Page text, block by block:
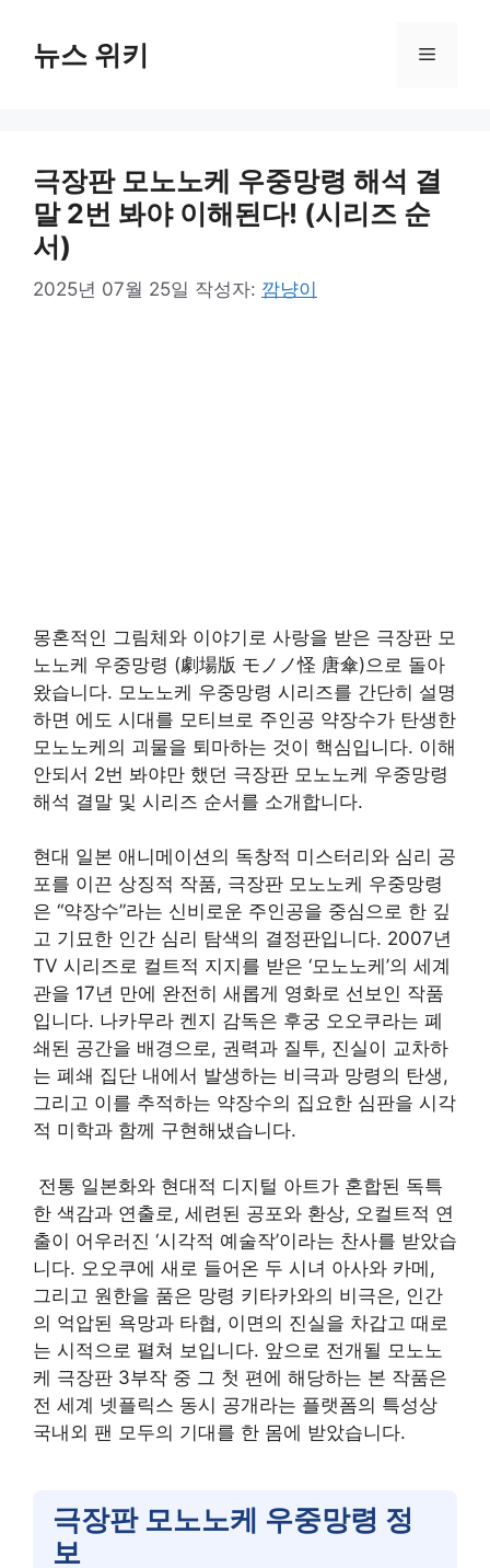
뉴스 위키 메
극장판 모노노케 우중망령 해석 결
말 2번 봐야 이해된다! (시리즈 순
서)
2025년 07월 25일 작성자: 깜냥이
몽혼적인 그림체와 이야기로 사랑을 받은 극장판 모
노노케 우중망령 (劇場版 モノノ怪 唐傘)으로 돌아
왔습니다. 모노노케 우중망령 시리즈를 간단히 설명
하면 에도 시대를 모티브로 주인공 약장수가 탄생한
모노노케의 괴물을 퇴마하는 것이 핵심입니다. 이해
안되서 2번 봐야만 했던 극장판 모노노케 우중망령
해석 결말 및 시리즈 순서를 소개합니다.
현대 일본 애니메이션의 독창적 미스터리와 심리 공
포를 이끈 상징적 작품, 극장판 모노노케 우중망령
은 “약장수”라는 신비로운 주인공을 중심으로 한 깊
고 기묘한 인간 심리 탐색의 결정판입니다. 2007년
TV 시리즈로 컬트적 지지를 받은 ‘모노노케’의 세계
관을 17년 만에 완전히 새롭게 영화로 선보인 작품
입니다. 나카무라 켄지 감독은 후궁 오오쿠라는 폐
쇄된 공간을 배경으로, 권력과 질투, 진실이 교차하
는 폐쇄 집단 내에서 발생하는 비극과 망령의 탄생,
그리고 이를 추적하는 약장수의 집요한 심판을 시각
적 미학과 함께 구현해냈습니다.
전통 일본화와 현대적 디지털 아트가 혼합된 독특
한 색감과 연출로, 세련된 공포와 환상, 오컬트적 연
출이 어우러진 ‘시각적 예술작’이라는 찬사를 받았습
니다. 오오쿠에 새로 들어온 두 시녀 아사와 카메,
그리고 원한을 품은 망령 키타카와의 비극은, 인간
의 억압된 욕망과 타협, 이면의 진실을 차갑고 때로
는 시적으로 펼쳐 보입니다. 앞으로 전개될 모노노
케 극장판 3부작 중 그 첫 편에 해당하는 본 작품은
전 세계 넷플릭스 동시 공개라는 플랫폼의 특성상
국내외 팬 모두의 기대를 한 몸에 받았습니다.
극장판 모노노케 우중망령 정
보